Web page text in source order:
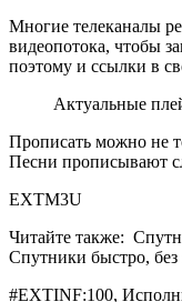
Многие телеканалы
видеопотока, чтобы
поэтому и ссылки в
Актуальные
Прописать можно не
Песни прописывают
EXTM3U
Читайте также:
Спутники быстро, без
#EXTINF:100,